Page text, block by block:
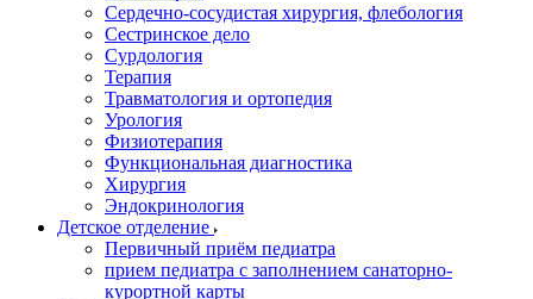
Сердечно-сосудистая хирургия, флебология
Сестринское дело
Сурдология
Терапия
Травматология и ортопедия
Урология
Физиотерапия
Функциональная диагностика
Хирургия
Эндокринология
Детское отделение
Первичный приём педиатра
прием педиатра с заполнением санаторно-
курортной карты